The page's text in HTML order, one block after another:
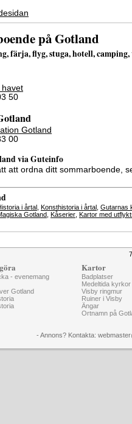
på Gotland
färja, flyg, stuga, hotell,
havet
50
Gotland
00
via Guteinfo
att ordna ditt sommarboende,
i årtal Konsthistoria i årtal Gutarnas
Gotland Kåserier Kartor med
- evenemang
Gotland
Kartor
Badplatser
Medeltida kyrkor
Visby ringmur
Ruiner i Visby
Ängar
Ortnamn på
- Annons? Kontakta: